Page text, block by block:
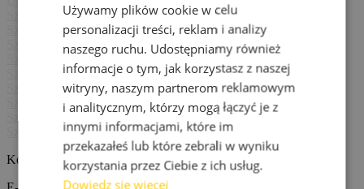
KONTAKT
NASZ ZESPÓŁ
GDZIE SZKOLIMY
WYNAJEM MOTOCYKLI
OPONY
EVENTY DLA FIRM
PRACA
BLOG
FAQ
Szkolenie motocyklowe Wrocław
Szkolenie motocyklowe Lublin
Szkolenie motocyklowe Łódź
Szkolenie motocyklowe Poznań
Szkolenie motocyklowe Kraków
Szkolenie motocyklowe Warszawa
Szkolenie motocyklowe Śląsk
Szkolenie motocyklowe Gdańsk
Szkolenie motocyklowe Białystok
Kontakt
Używamy plików cookie w celu
personalizacji treści, reklam i analizy
naszego ruchu. Udostępniamy również
informacje o tym, jak korzystasz z naszej
witryny, naszym partnerom reklamowym
i analitycznym, którzy mogą łączyć je z
innymi informacjami, które im
przekazałeś lub które zebrali w wyniku
korzystania przez Ciebie z ich usług.
Dowiedz się więcej